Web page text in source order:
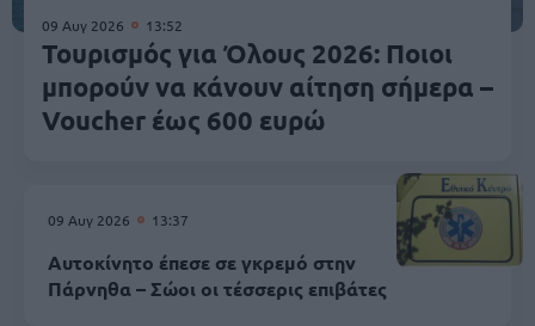
09 Αυγ 2026 13:52
Τουρισμός για Όλους 2026: Ποιοι
μπορούν να κάνουν αίτηση σήμερα –
Voucher έως 600 ευρώ
09 Αυγ 2026 13:37
Αυτοκίνητο έπεσε σε γκρεμό στην
Πάρνηθα – Σώοι οι τέσσερις επιβάτες